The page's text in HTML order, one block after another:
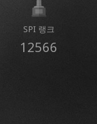
SPI 랭크
12566